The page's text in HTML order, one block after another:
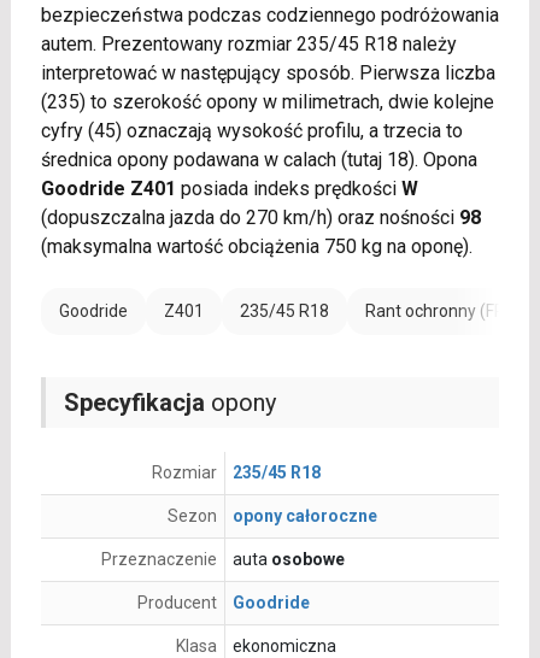
bezpieczeństwa podczas codziennego podróżowania
autem. Prezentowany rozmiar 235/45 R18 należy
interpretować w następujący sposób. Pierwsza liczba
(235) to szerokość opony w milimetrach, dwie kolejne
cyfry (45) oznaczają wysokość profilu, a trzecia to
średnica opony podawana w calach (tutaj 18). Opona
Goodride Z401 posiada indeks prędkości W
(dopuszczalna jazda do 270 km/h) oraz nośności 98
(maksymalna wartość obciążenia 750 kg na oponę).
Goodride Z401 235/45 R18 Rant ochronny (FR)
Specyfikacja opony
Rozmiar 235/45 R18
Sezon opony całoroczne
Przeznaczenie auta osobowe
Producent Goodride
Klasa ekonomiczna